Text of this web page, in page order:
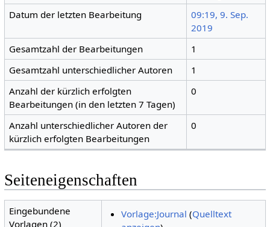
Datum der letzten Bearbeitung
09:19, 9. Sep.
2019
Gesamtzahl der Bearbeitungen
1
Gesamtzahl unterschiedlicher Autoren
1
Anzahl der kürzlich erfolgten
Bearbeitungen (in den letzten 7 Tagen)
0
Anzahl unterschiedlicher Autoren der
kürzlich erfolgten Bearbeitungen
0
Seiteneigenschaften
Eingebundene
Vorlagen (2)
Vorlage:Journal (Quelltext